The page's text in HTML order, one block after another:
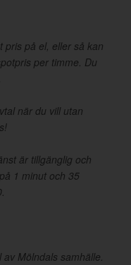
pris på el, eller så kan
per timme. Du
när du vill utan
är tillgänglig och
1 minut och 35
Mölndals samhälle.